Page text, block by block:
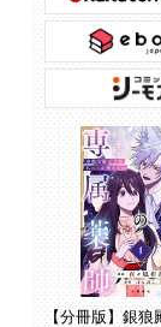
【分冊版】銀